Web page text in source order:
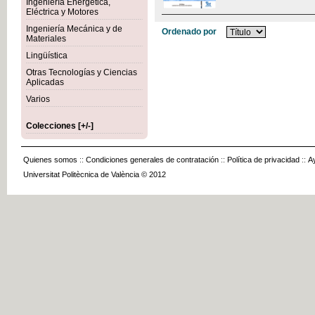
Ingeniería Energética,
Eléctrica y Motores
Ingeniería Mecánica y de
Materiales
Lingüística
Otras Tecnologías y Ciencias
Aplicadas
Varios
Colecciones [+/-]
Ordenado por
Quienes somos :: Condiciones generales de contratación :: Política de privacidad ::
Universitat Politècnica de València © 2012